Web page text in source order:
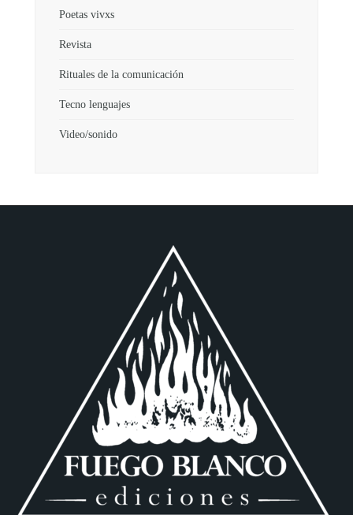
Poetas vivxs
Revista
Rituales de la comunicación
Tecno lenguajes
Video/sonido